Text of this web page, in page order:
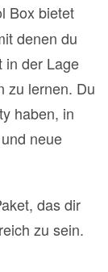
Box bietet
denen du
in der Lage
zu lernen. Du
haben, in
neue
das dir
zu sein.